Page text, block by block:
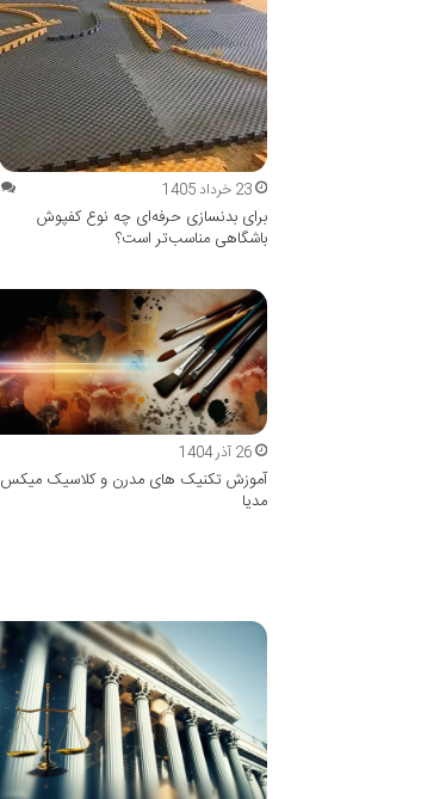
23 خرداد 1405
برای بدنسازی حرفه‌ای چه نوع کفپوش
باشگاهی مناسب‌تر است؟
26 آذر 1404
آموزش تکنیک های مدرن و کلاسیک میکس
مدیا